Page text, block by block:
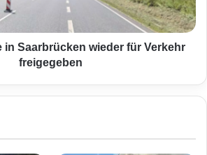
Saarbrücken wieder für Verkehr
freigegeben